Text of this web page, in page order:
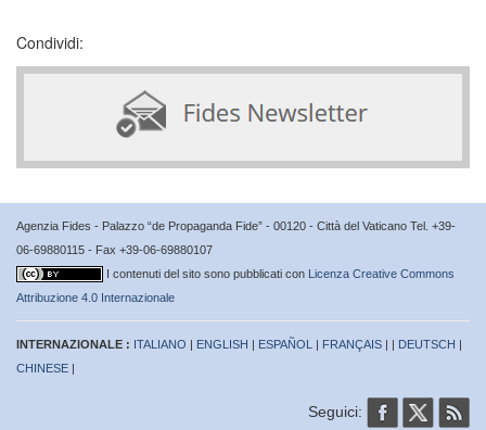
Condividi:
Agenzia Fides - Palazzo “de Propaganda Fide” - 00120 - Città del Vaticano Tel. +39-
06-69880115 - Fax +39-06-69880107
I contenuti del sito sono pubblicati con Licenza Creative Commons
Attribuzione 4.0 Internazionale
INTERNAZIONALE : ITALIANO | ENGLISH | ESPAÑOL | FRANÇAIS | | DEUTSCH |
CHINESE |
Seguici: